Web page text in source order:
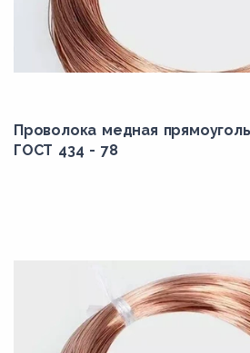
Проволока медная
ГОСТ 434 - 78